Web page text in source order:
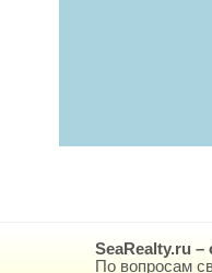
SeaRealty.ru
По вопросам